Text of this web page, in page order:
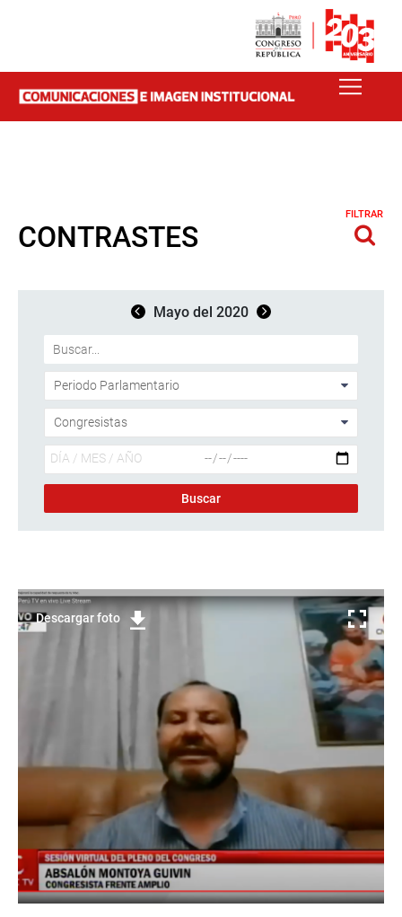
CONTRASTES
FILTRAR
Mayo del 2020
Descargar foto